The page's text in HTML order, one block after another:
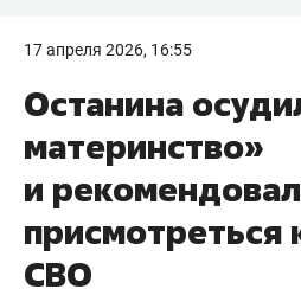
17 апреля 2026, 16:55
Останина
материнство»
и
присмотреться
СВО